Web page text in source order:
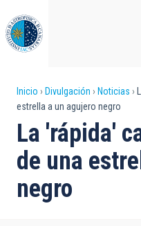
al
contenido
principal
Sobrescribir
enlaces
de
ayuda
a
Inicio Divulgación Noticias
estrella a un agujero negro
La 'rápida'
de una
negro